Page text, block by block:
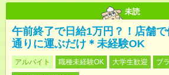
未読
午前終了で日給1万円？！店舗
通りに運ぶだけ＊未経験OK
アルバイト 職種未経験OK 大学生歓迎
ブ